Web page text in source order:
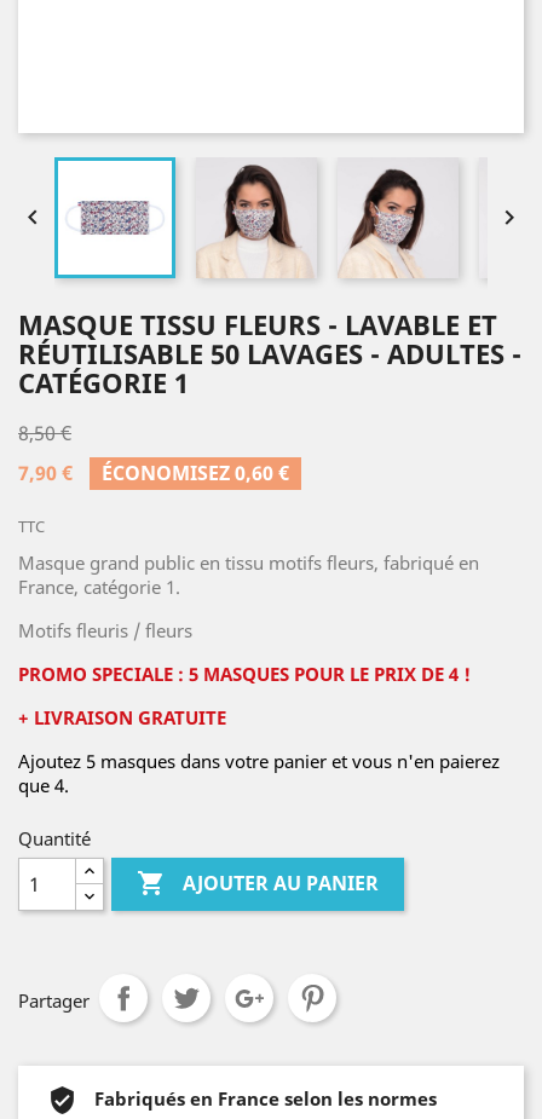
 
MASQUE TISSU FLEURS - LAVABLE ET
RÉUTILISABLE 50 LAVAGES - ADULTES -
CATÉGORIE 1
8,50 €
7,90 €
ÉCONOMISEZ 0,60 €
TTC
Masque grand public en tissu motifs fleurs, fabriqué en
France, catégorie 1.
Motifs fleuris / fleurs
PROMO SPECIALE : 5 MASQUES POUR LE PRIX DE 4 !
+ LIVRAISON GRATUITE
Ajoutez 5 masques dans votre panier et vous n'en paierez
que 4.
Quantité
 AJOUTER AU PANIER
Partager
Fabriqués en France selon les normes